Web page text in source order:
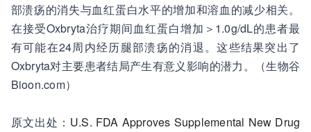
部溃疡的消失与血红蛋白水平的增加和溶血的减少相关。
在接受Oxbryta治疗期间血红蛋白增加＞1.0g/dL的患者最
有可能在24周内经历腿部溃疡的消退。这些结果突出了
Oxbryta对主要患者结局产生有意义影响的潜力。（生物谷
Bioon.com）
原文出处： U.S. FDA Approves Supplemental New Drug